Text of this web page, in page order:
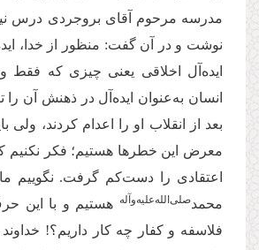
مدرسه مرحوم آقای بروجردی درس
نوشت و در آن گفت: منظور از خدا،
ایده‌آل اخلاقی یعنی چیزی که فقط
انسان به‌عنوان ایده‌آل در ذهنش آن را
بعد از انقلاب او را اعدام کردند، ولی
معرض این خطرها هستیم؛ فکر نکنیم
اعتقادی را دست‌کم گرفت. نگوییم
محمدصلی‌الله‌علیه‌وآله هستیم و با این
فلاسفه و کفار چه کار داریم؟!